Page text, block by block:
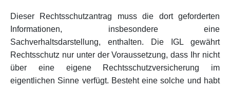
Dieser Rechtsschutzantrag muss die dort geforderten
Informationen, insbesondere eine
Sachverhaltsdarstellung, enthalten. Die IGL gewährt
Rechtsschutz nur unter der Voraussetzung, dass Ihr nicht
über eine eigene Rechtsschutzversicherung im
eigentlichen Sinne verfügt. Besteht eine solche und habt